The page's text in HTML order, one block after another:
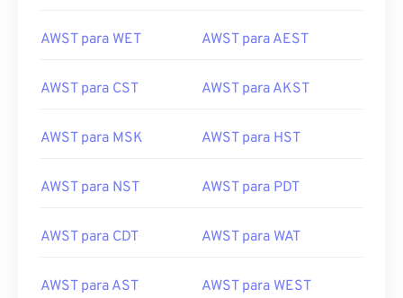
AWST para WET AWST para AEST
AWST para CST AWST para AKST
AWST para MSK AWST para HST
AWST para NST AWST para PDT
AWST para CDT AWST para WAT
AWST para AST AWST para WEST